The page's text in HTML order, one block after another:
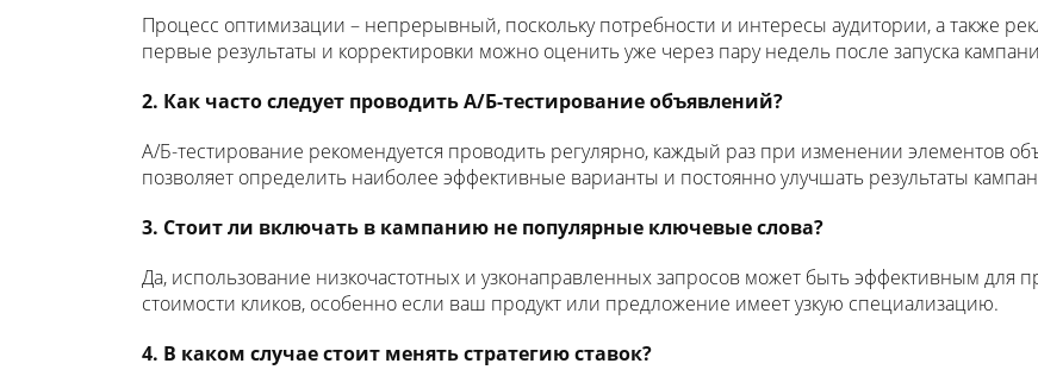
Процесс оптимизации – непрерывный, поскольку потребности и интересы аудитории, а также
первые результаты и корректировки можно оценить уже через пару недель после запуска
2. Как часто следует проводить А/Б-тестирование объявлений?
А/Б-тестирование рекомендуется проводить регулярно, каждый раз при изменении элементов
позволяет определить наиболее эффективные варианты и постоянно улучшать результаты
3. Стоит ли включать в кампанию не популярные ключевые слова?
Да, использование низкочастотных и узконаправленных запросов может быть эффективным для
стоимости кликов, особенно если ваш продукт или предложение имеет узкую специализацию.
4. В каком случае стоит менять стратегию ставок?